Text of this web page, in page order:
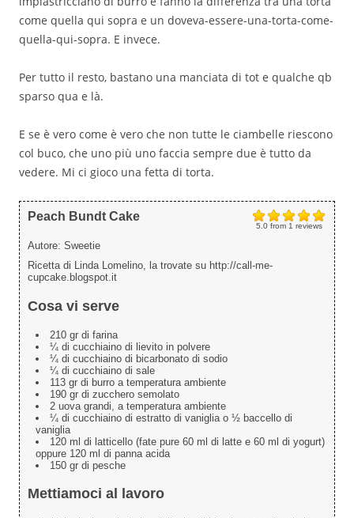
come quella qui sopra e un doveva-essere-una-torta-come-
quella-qui-sopra. E invece.
Per tutto il resto, bastano una manciata di tot e qualche qb
sparso qua e là.
E se è vero come è vero che non tutte le ciambelle riescono
col buco, che uno più uno faccia sempre due è tutto da
vedere. Mi ci gioco una fetta di torta.
5.0from 1 reviews
Peach Bundt Cake
Autore: Sweetie
Ricetta di Linda Lomelino, la trovate su http://call-me-
cupcake.blogspot.it
Cosa vi serve
210 gr di farina
¼ di cucchiaino di lievito in polvere
¼ di cucchiaino di bicarbonato di sodio
¼ di cucchiaino di sale
113 gr di burro a temperatura ambiente
190 gr di zucchero semolato
2 uova grandi, a temperatura ambiente
¼ di cucchiaino di estratto di vaniglia o ½ baccello di
vaniglia
120 ml di latticello (fate pure 60 ml di latte e 60 ml di yogurt)
oppure 120 ml di panna acida
150 gr di pesche
Mettiamoci al lavoro